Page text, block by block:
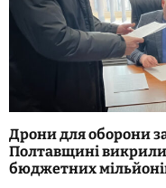
Дрони для оборони
Полтавщині
бюджетних